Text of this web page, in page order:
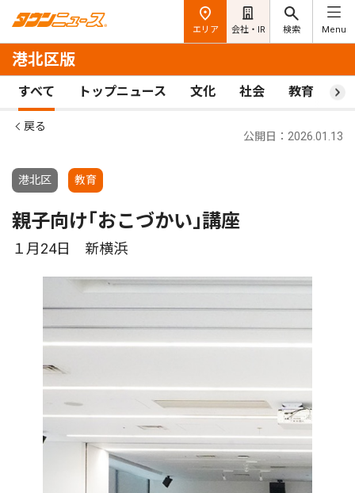
エリア 会社・IR 検索 Menu
港北区版
すべて トップニュース 文化 社会 教育 ス
戻る
港北区 教育
公開日：2026.01.13
親子向け｢おこづかい｣講座
１月24日 新横浜